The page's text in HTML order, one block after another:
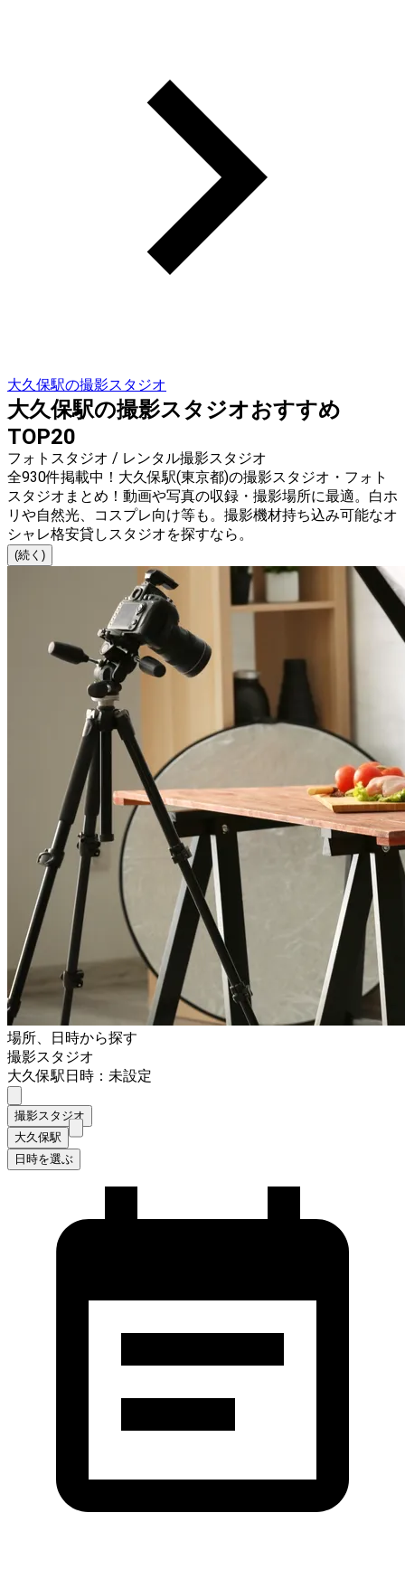
大久保駅の撮影スタジオ
大久保駅の撮影スタジオおすすめ
TOP20
フォトスタジオ / レンタル撮影スタジオ
全930件掲載中！大久保駅(東京都)の撮影スタジオ・フォト
スタジオまとめ！動画や写真の収録・撮影場所に最適。白ホ
リや自然光、コスプレ向け等も。撮影機材持ち込み可能なオ
シャレ格安貸しスタジオを探すなら。
(続く)
場所、日時から探す
撮影スタジオ
大久保駅日時：未設定
撮影スタジオ
大久保駅
日時を選ぶ